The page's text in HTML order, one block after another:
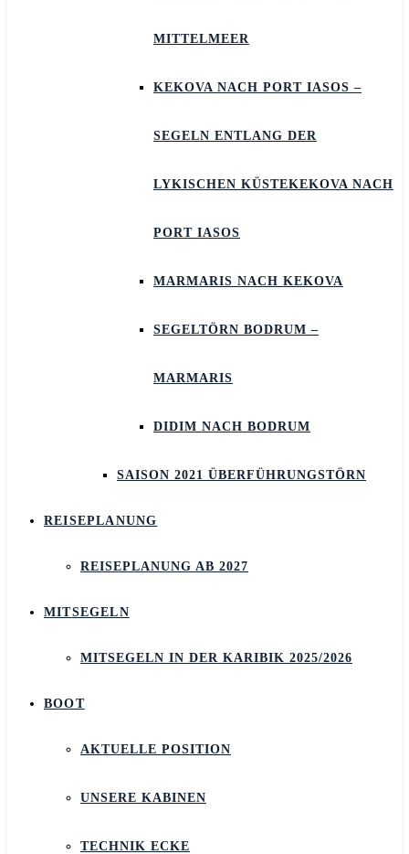
MITTELMEER
KEKOVA NACH PORT IASOS –
SEGELN ENTLANG DER
LYKISCHEN KÜSTEKEKOVA NACH
PORT IASOS
MARMARIS NACH KEKOVA
SEGELTÖRN BODRUM –
MARMARIS
DIDIM NACH BODRUM
SAISON 2021 ÜBERFÜHRUNGSTÖRN
REISEPLANUNG
REISEPLANUNG AB 2027
MITSEGELN
MITSEGELN IN DER KARIBIK 2025/2026
BOOT
AKTUELLE POSITION
UNSERE KABINEN
TECHNIK ECKE